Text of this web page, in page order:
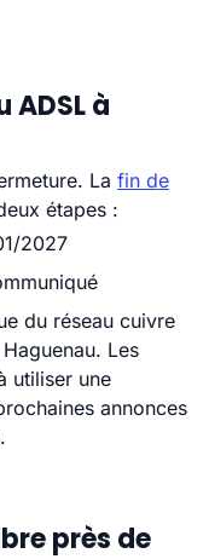
ADSL à
La fin de
étapes :
2027
du réseau cuivre
Les
utiliser une
annonces
près de